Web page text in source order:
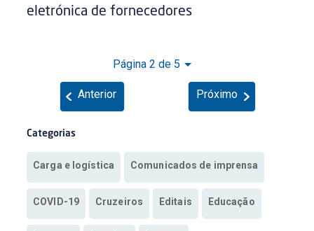
eletrónica de fornecedores
Página 2 de 5
Anterior Próximo
Categorias
Carga e logística Comunicados de imprensa
COVID-19 Cruzeiros Editais Educação